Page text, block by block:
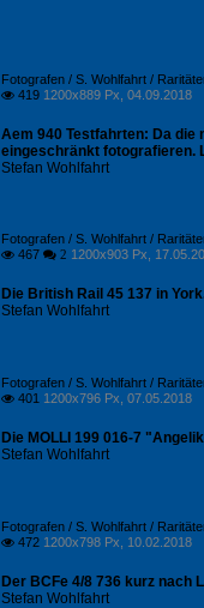
Fotografen / S. Wohlfahrt /
 419 1200x889 Px, 04.09.2018
Aem 940 Testfahrten: Da die
eingeschränkt fotografieren.
Stefan Wohlfahrt
Fotografen / S. Wohlfahrt /
 467  2 1200x903 Px,
Die British Rail 45 137 in
Stefan Wohlfahrt
Fotografen / S. Wohlfahrt /
 401 1200x796 Px, 07.05.2018
Die MOLLI 199 016-7
Stefan Wohlfahrt
Fotografen / S. Wohlfahrt /
 472 1200x798 Px, 10.02.2018
Der BCFe 4/8 736 kurz nach
Stefan Wohlfahrt